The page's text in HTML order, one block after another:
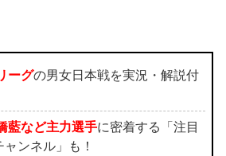
ーグの男女日本戦を実況・解説付
藍など主力選手に密着する「注目
ンネル」も！